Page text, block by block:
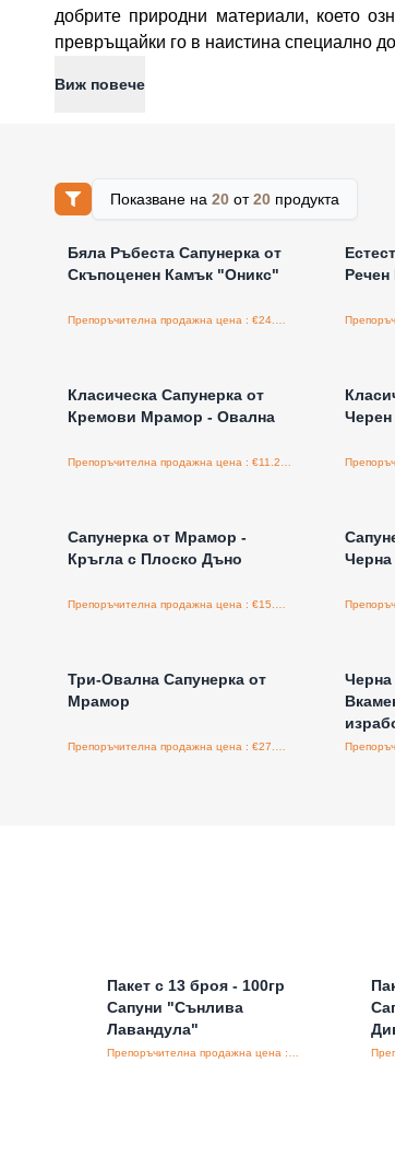
добрите природни материали, което
превръщайки го в наистина специално
Виж повече
Показване на 20от20продукта
Влезте за цени на едро
Бяла Ръбеста Сапунерка от
Скъпоценен Камък "Оникс"
Речен
Класическа Сапунерка от
Кремови Мрамор - Овална
Сапунерка от Мрамор -
Кръгла с Плоско Дъно
Три-Овална Сапунерка от
Мрамор
Черна
Пакет с 13 броя - 100гр
Сапуни "Сънлива
Лавандула"